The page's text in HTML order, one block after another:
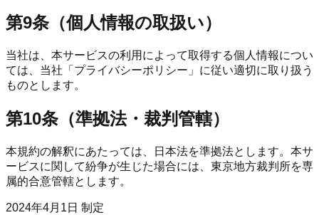
第9条（個人情報の取扱い）
当社は、本サービスの利用によって取得する個人情報につい
ては、当社「プライバシーポリシー」に従い適切に取り扱う
ものとします。
第10条（準拠法・裁判管轄）
本規約の解釈にあたっては、日本法を準拠法とします。本サ
ービスに関して紛争が生じた場合には、東京地方裁判所を専
属的合意管轄とします。
2024年4月1日 制定